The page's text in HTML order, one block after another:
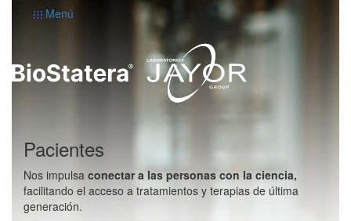
Menú
Pacientes
Nos impulsa conectar a las personas con la ciencia,
facilitando el acceso a tratamientos y terapias de última
generación.